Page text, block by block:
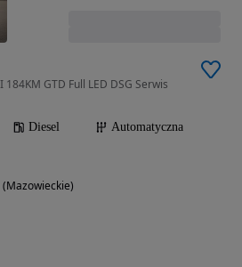
GTD Full LED DSG Serwis
Diesel
Automatyczna